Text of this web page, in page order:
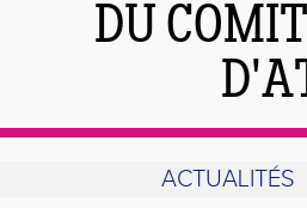
DU
ACTUALITÉS